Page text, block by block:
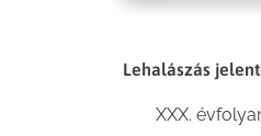
Lehalászás
XXX.